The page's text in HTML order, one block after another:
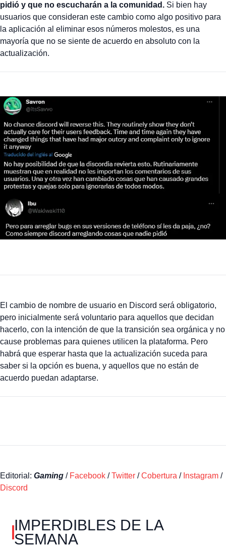
pidió y que no escucharán a la comunidad. Si bien hay
usuarios que consideran este cambio como algo positivo para
la aplicación al eliminar esos números molestos, es una
mayoría que no se siente de acuerdo en absoluto con la
actualización.
El cambio de nombre de usuario en Discord será obligatorio,
pero inicialmente será voluntario para aquellos que decidan
hacerlo, con la intención de que la transición sea orgánica y no
cause problemas para quienes utilicen la plataforma. Pero
habrá que esperar hasta que la actualización suceda para
saber si la opción es buena, y aquellos que no están de
acuerdo puedan adaptarse.
Editorial: Gaming / Facebook /Twitter /Cobertura / Instagram /
Discord
IMPERDIBLES DE LA
SEMANA